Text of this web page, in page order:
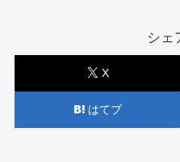
シェ
X
はてブ